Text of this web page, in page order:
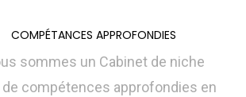
COMPÉTANCES APPROFONDIES
sommes un Cabinet de niche
de compétences approfondies en